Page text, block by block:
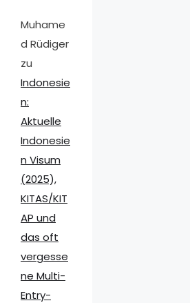
Muhame
d Rüdiger
zu
Indonesie
n:
Aktuelle
Indonesie
n Visum
(2025),
KITAS/KIT
AP und
das oft
vergesse
ne Multi-
Entry-